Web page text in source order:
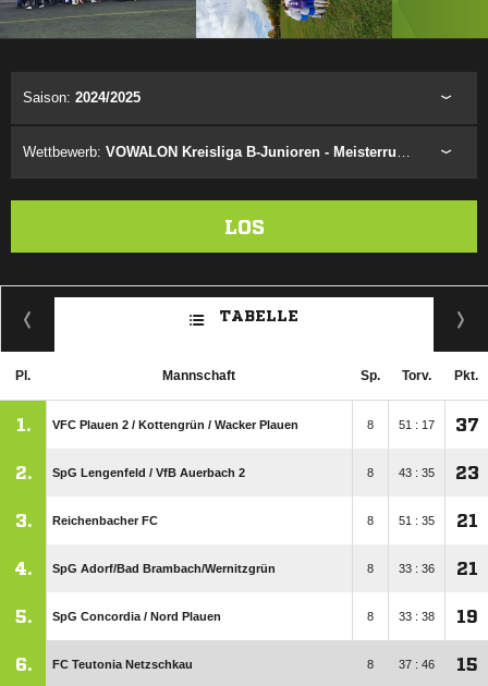
Saison: 2024/2025
Wettbewerb: VOWALON Kreisliga B-Junioren - Meisterrunde
LOS
TABELLE
Pl. Mannschaft Sp. Torv. Pkt.
1. VFC Plauen 2 /​ Kottengrün /​ Wacker Plauen 8 51 : 17 37
2. SpG Lengenfeld /​ VfB Auerbach 2 8 43 : 35 23
3. Reichenbacher FC 8 51 : 35 21
4. SpG Adorf/​Bad Brambach/​Wernitzgrün 8 33 : 36 21
5. SpG Concordia /​ Nord Plauen 8 33 : 38 19
6. FC Teutonia Netzschkau 8 37 : 46 15